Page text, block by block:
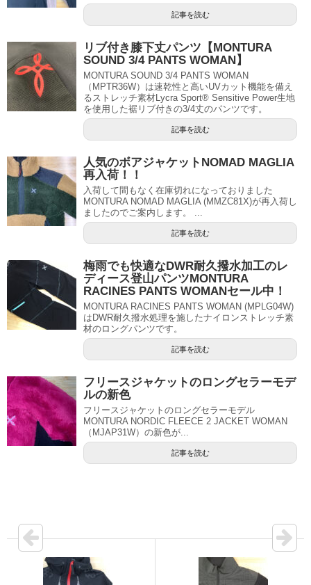
記事を読む
リブ付き膝下丈パンツ【MONTURA
SOUND 3/4 PANTS WOMAN】
MONTURA SOUND 3/4 PANTS WOMAN
（MPTR36W）は速乾性と高いUVカット機能を備え
るストレッチ素材Lycra Sport® Sensitive Power生地
を使用した裾リブ付きの3/4丈のパンツです。
記事を読む
人気のボアジャケットNOMAD MAGLIA
再入荷！！
入荷して間もなく在庫切れになっておりました
MONTURA NOMAD MAGLIA (MMZC81X)が再入荷し
ましたのでご案内します。 ...
記事を読む
梅雨でも快適なDWR耐久撥水加工のレ
ディース登山パンツMONTURA
RACINES PANTS WOMANセール中！
MONTURA RACINES PANTS WOMAN (MPLG04W)
はDWR耐久撥水処理を施したナイロンストレッチ素
材のロングパンツです。
記事を読む
フリースジャケットのロングセラーモデ
ルの新色
フリースジャケットのロングセラーモデル
MONTURA NORDIC FLEECE 2 JACKET WOMAN
（MJAP31W）の新色が...
記事を読む